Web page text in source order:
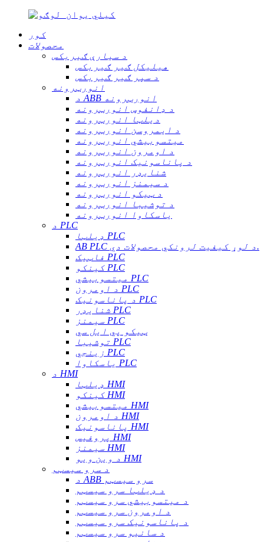
کور
محصولات
د سیارې ګیربکس
هیلیکل ګیر ګیربکس
د سپر ګیر ګیربکس
انورټرونه
د ABB انورټرونه
د ډانفوس انورټرونه
دیلټا انورټرونه
د ایمروسن انورټرونه
میتسوبیشي انورټرونه
د اومرون انورټرونه
د پاناسونیک انورټرونه
شنایډر انورټرونه
د سیمنز انورټرونه
د ټیکو انورټرونه
د توشیبا انورټرونه
یاسکاوا انورټرونه
د PLC
ډیلټا PLC
AB PLC د لوړ کیفیت لرونکي محصولات دي.
فاټیک PLC
کینکو PLC
میتسوبیشي PLC
د اومرون PLC
د پاناسونیک PLC
شنایډر PLC
سیمنز PLC
ټیکو پي ایل سي
توشیبا PLC
زینجي PLC
یاسکاوا PLC
د HMI
ډیلټا HMI
کینکو HMI
میتسوبیشي HMI
د اومرون HMI
پاناسونیک HMI
پروفیس HMI
سیمنز HMI
د وین ویو HMI
د سرو سیسټم
د ABB سرو سیسټم
د ډیلټا سرو سیسټم
د میتسوبیشي سرو سیسټم
د اومرون سرو سیسټم
د پاناسونیک سرو سیسټم
د سانیو سرو سیسټم